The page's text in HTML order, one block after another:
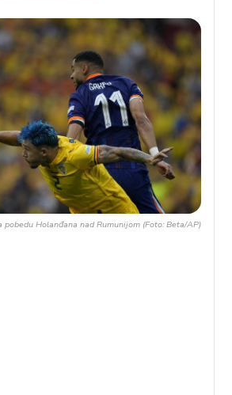
pobedu Holanđana nad Rumunijom (Foto: Beta/AP)